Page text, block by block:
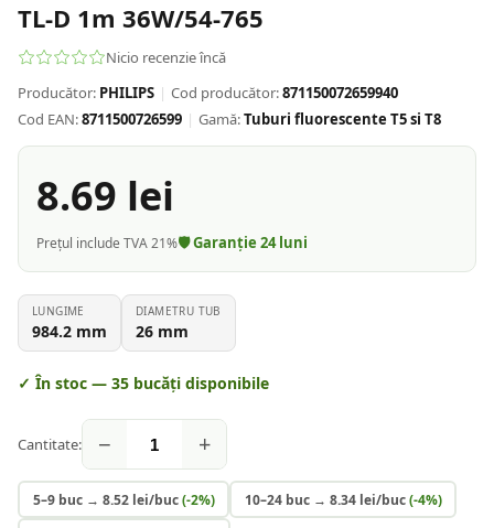
TL-D 1m 36W/54-765
Nicio recenzie încă
Producător: PHILIPS | Cod producător:871150072659940
Cod EAN:8711500726599 | Gamă:Tuburi fluorescente T5 si T8
8.69 lei
Prețul include TVA 21%🛡️ Garanție 24luni
LUNGIME
984.2 mm
DIAMETRU TUB
26 mm
✓ În stoc — 35 bucăți disponibile
Cantitate: − +
5–9 buc→ 8.52lei/buc(-2%) 10–24 buc→ 8.34lei/buc(-4%)